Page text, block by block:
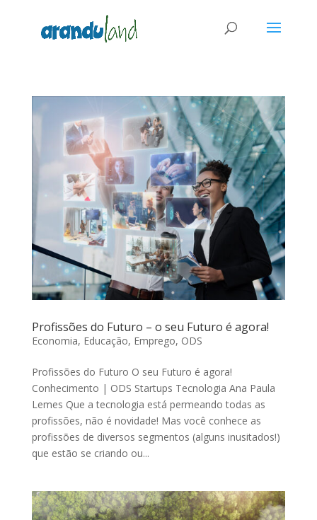
Profissões do Futuro – o seu Futuro é agora!
Economia, Educação, Emprego, ODS
Profissões do Futuro O seu Futuro é agora!
Conhecimento | ODS Startups Tecnologia Ana Paula
Lemes Que a tecnologia está permeando todas as
profissões, não é novidade! Mas você conhece as
profissões de diversos segmentos (alguns inusitados!)
que estão se criando ou...